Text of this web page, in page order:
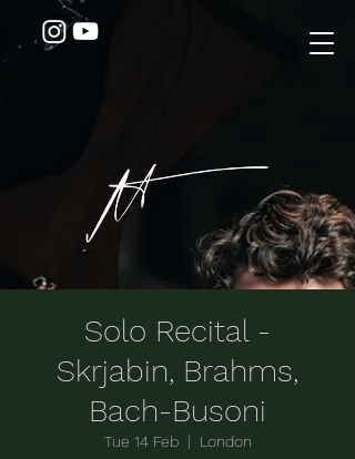
Solo Recital -
Skrjabin, Brahms,
Bach-Busoni
Tue 14 Feb
  |
London